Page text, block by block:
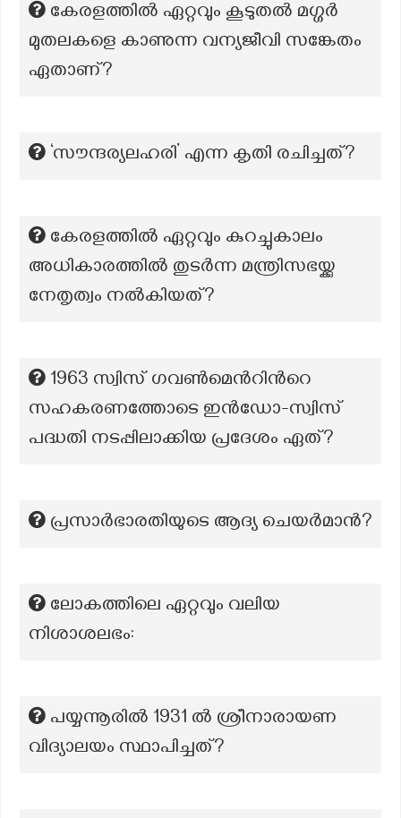
കേരളത്തിൽ ഏറ്റവും കൂടുതൽ മഗ്ഗർ
മുതലകളെ കാണുന്ന വന്യജീവി സങ്കേതം
ഏതാണ്?
‘സൗന്ദര്യലഹരി’ എന്ന കൃതി രചിച്ചത്?
കേരളത്തിൽ ഏറ്റവും കുറച്ചുകാലം
അധികാരത്തിൽ തുടർന്ന മന്ത്രിസഭയ്ക്കു
നേതൃത്വം നൽകിയത്?
1963 സ്വിസ് ഗവൺമെൻറിൻറെ
സഹകരണത്തോടെ ഇൻഡോ-സ്വിസ്
പദ്ധതി നടപ്പിലാക്കിയ പ്രദേശം ഏത്?
പ്രസാര്‍ഭാരതിയുടെ ആദ്യ ചെയര്‍മാന്‍?
ലോകത്തിലെ ഏറ്റവും വലിയ
നിശാശലഭം:
പയ്യന്നൂരിൽ 1931 ൽ ശ്രീനാരായണ
വിദ്യാലയം സ്ഥാപിച്ചത്?